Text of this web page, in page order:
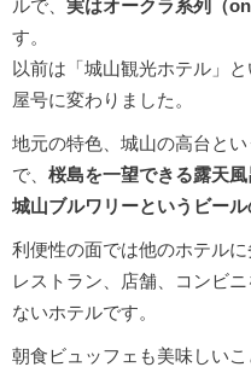
ルで、 実はオークラ系列（
す。
以前は「城山観光ホテル」
屋号に変わりました。
地元の特色、城山の高台と
で、 桜島を一望できる露天
城山ブルワリーというビール
利便性の面では他のホテル
レストラン、店舗、コンビ
ないホテルです。
朝食ビュッフェも美味しい